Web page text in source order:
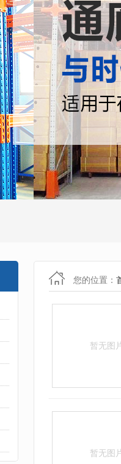
您的位置：
暂无图
暂无图